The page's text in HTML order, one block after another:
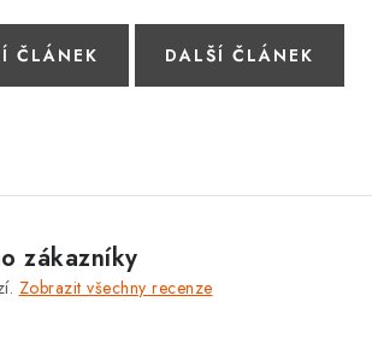
ČLÁNEK DALŠÍ ČLÁNEK
zákazníky
Zobrazit všechny recenze